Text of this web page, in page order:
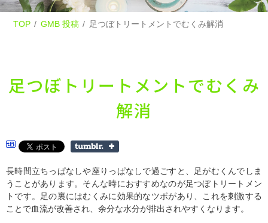
TOP GMB 投稿 足つぼトリートメントでむくみ解消
足つぼトリートメントでむくみ
解消
長時間立ちっぱなしや座りっぱなしで過ごすと、足がむくんでしま
うことがあります。そんな時におすすめなのが足つぼトリートメン
トです。足の裏にはむくみに効果的なツボがあり、これを刺激する
ことで血流が改善され、余分な水分が排出されやすくなります。